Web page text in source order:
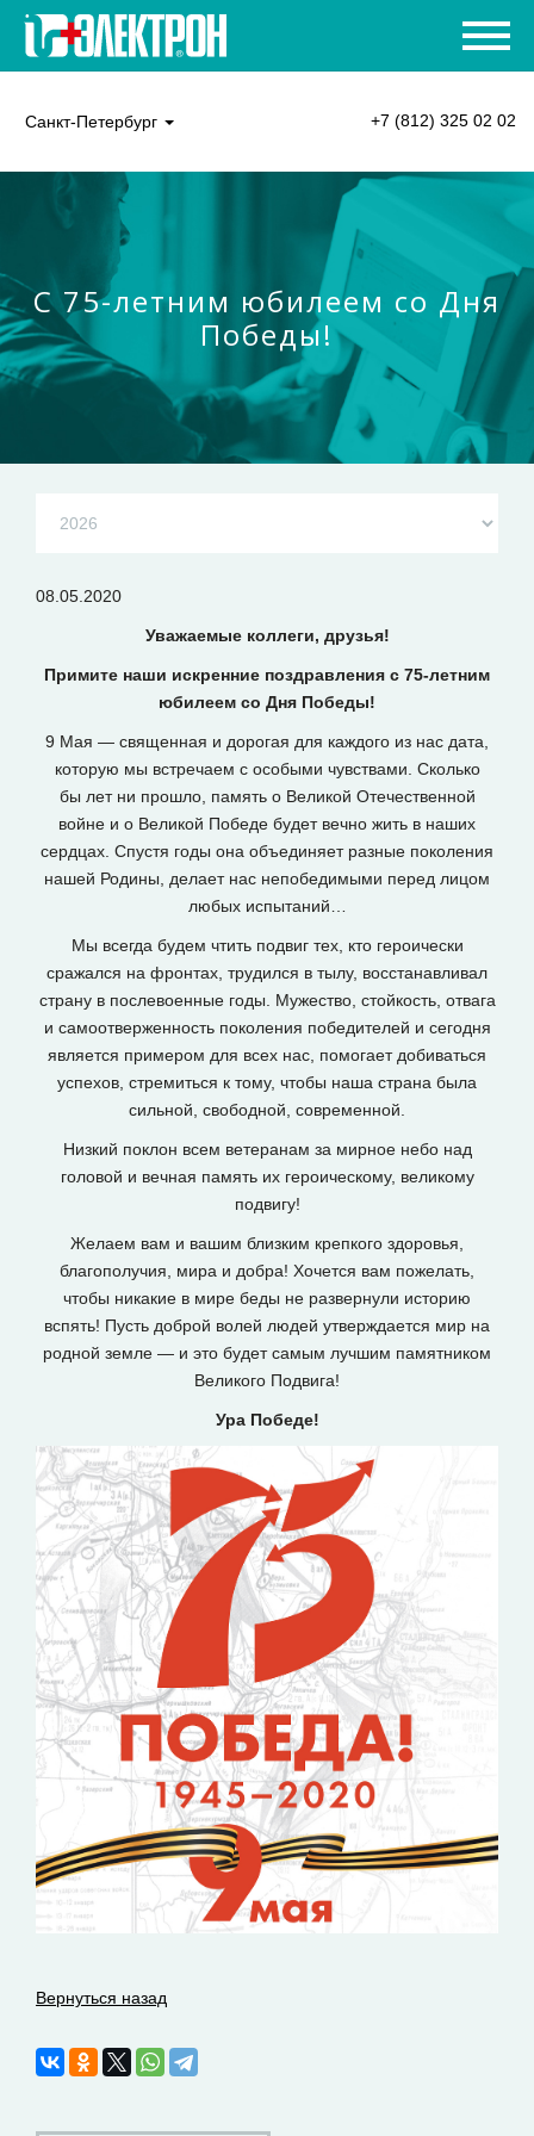
Санкт-Петербург +7 (812) 325 02 02
C 75-летним юбилеем со Дня
Победы!
08.05.2020
Уважаемые коллеги, друзья!
Примите наши искренние поздравления с 75-летним
юбилеем со Дня Победы!
9 Мая — священная и дорогая для каждого из нас дата,
которую мы встречаем с особыми чувствами. Сколько
бы лет ни прошло, память о Великой Отечественной
войне и о Великой Победе будет вечно жить в наших
сердцах. Спустя годы она объединяет разные поколения
нашей Родины, делает нас непобедимыми перед лицом
любых испытаний…
Мы всегда будем чтить подвиг тех, кто героически
сражался на фронтах, трудился в тылу, восстанавливал
страну в послевоенные годы. Мужество, стойкость, отвага
и самоотверженность поколения победителей и сегодня
является примером для всех нас, помогает добиваться
успехов, стремиться к тому, чтобы наша страна была
сильной, свободной, современной.
Низкий поклон всем ветеранам за мирное небо над
головой и вечная память их героическому, великому
подвигу!
Желаем вам и вашим близким крепкого здоровья,
благополучия, мира и добра! Хочется вам пожелать,
чтобы никакие в мире беды не развернули историю
вспять! Пусть доброй волей людей утверждается мир на
родной земле — и это будет самым лучшим памятником
Великого Подвига!
Ура Победе!
Вернуться назад